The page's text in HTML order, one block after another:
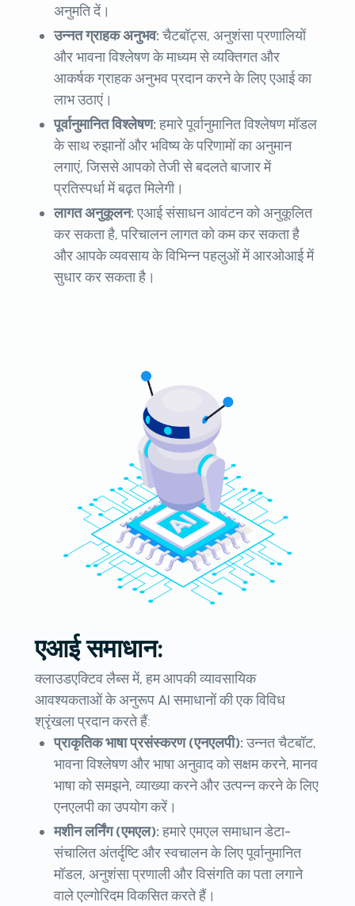
अनुमति दें।
उन्नत ग्राहक अनुभव:चैटबॉट्स, अनुशंसा प्रणालियों
और भावना विश्लेषण के माध्यम से व्यक्तिगत और
आकर्षक ग्राहक अनुभव प्रदान करने के लिए एआई का
लाभ उठाएं।
पूर्वानुमानित विश्लेषण:हमारे पूर्वानुमानित विश्लेषण मॉडल
के साथ रुझानों और भविष्य के परिणामों का अनुमान
लगाएं, जिससे आपको तेजी से बदलते बाजार में
प्रतिस्पर्धा में बढ़त मिलेगी।
लागत अनुकूलन:एआई संसाधन आवंटन को अनुकूलित
कर सकता है, परिचालन लागत को कम कर सकता है
और आपके व्यवसाय के विभिन्न पहलुओं में आरओआई में
सुधार कर सकता है।
एआई समाधान:
क्लाउडएक्टिव लैब्स में, हम आपकी व्यावसायिक
आवश्यकताओं के अनुरूप AI समाधानों की एक विविध
श्रृंखला प्रदान करते हैं:
प्राकृतिक भाषा प्रसंस्करण (एनएलपी):उन्नत चैटबॉट,
भावना विश्लेषण और भाषा अनुवाद को सक्षम करने, मानव
भाषा को समझने, व्याख्या करने और उत्पन्न करने के लिए
एनएलपी का उपयोग करें।
मशीन लर्निंग (एमएल):हमारे एमएल समाधान डेटा-
संचालित अंतर्दृष्टि और स्वचालन के लिए पूर्वानुमानित
मॉडल, अनुशंसा प्रणाली और विसंगति का पता लगाने
वाले एल्गोरिदम विकसित करते हैं।